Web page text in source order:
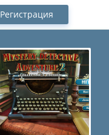
Регистрация